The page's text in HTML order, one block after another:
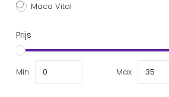
Maca Vital
Prijs
Min Max